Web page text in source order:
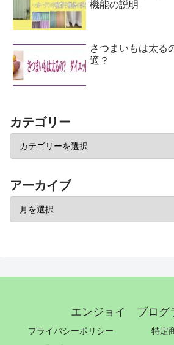
機能の説明
さつまいもは太る
適？
カテゴリー
アーカイブ
エンジョイ ブログ
プライバシーポリシー
特定